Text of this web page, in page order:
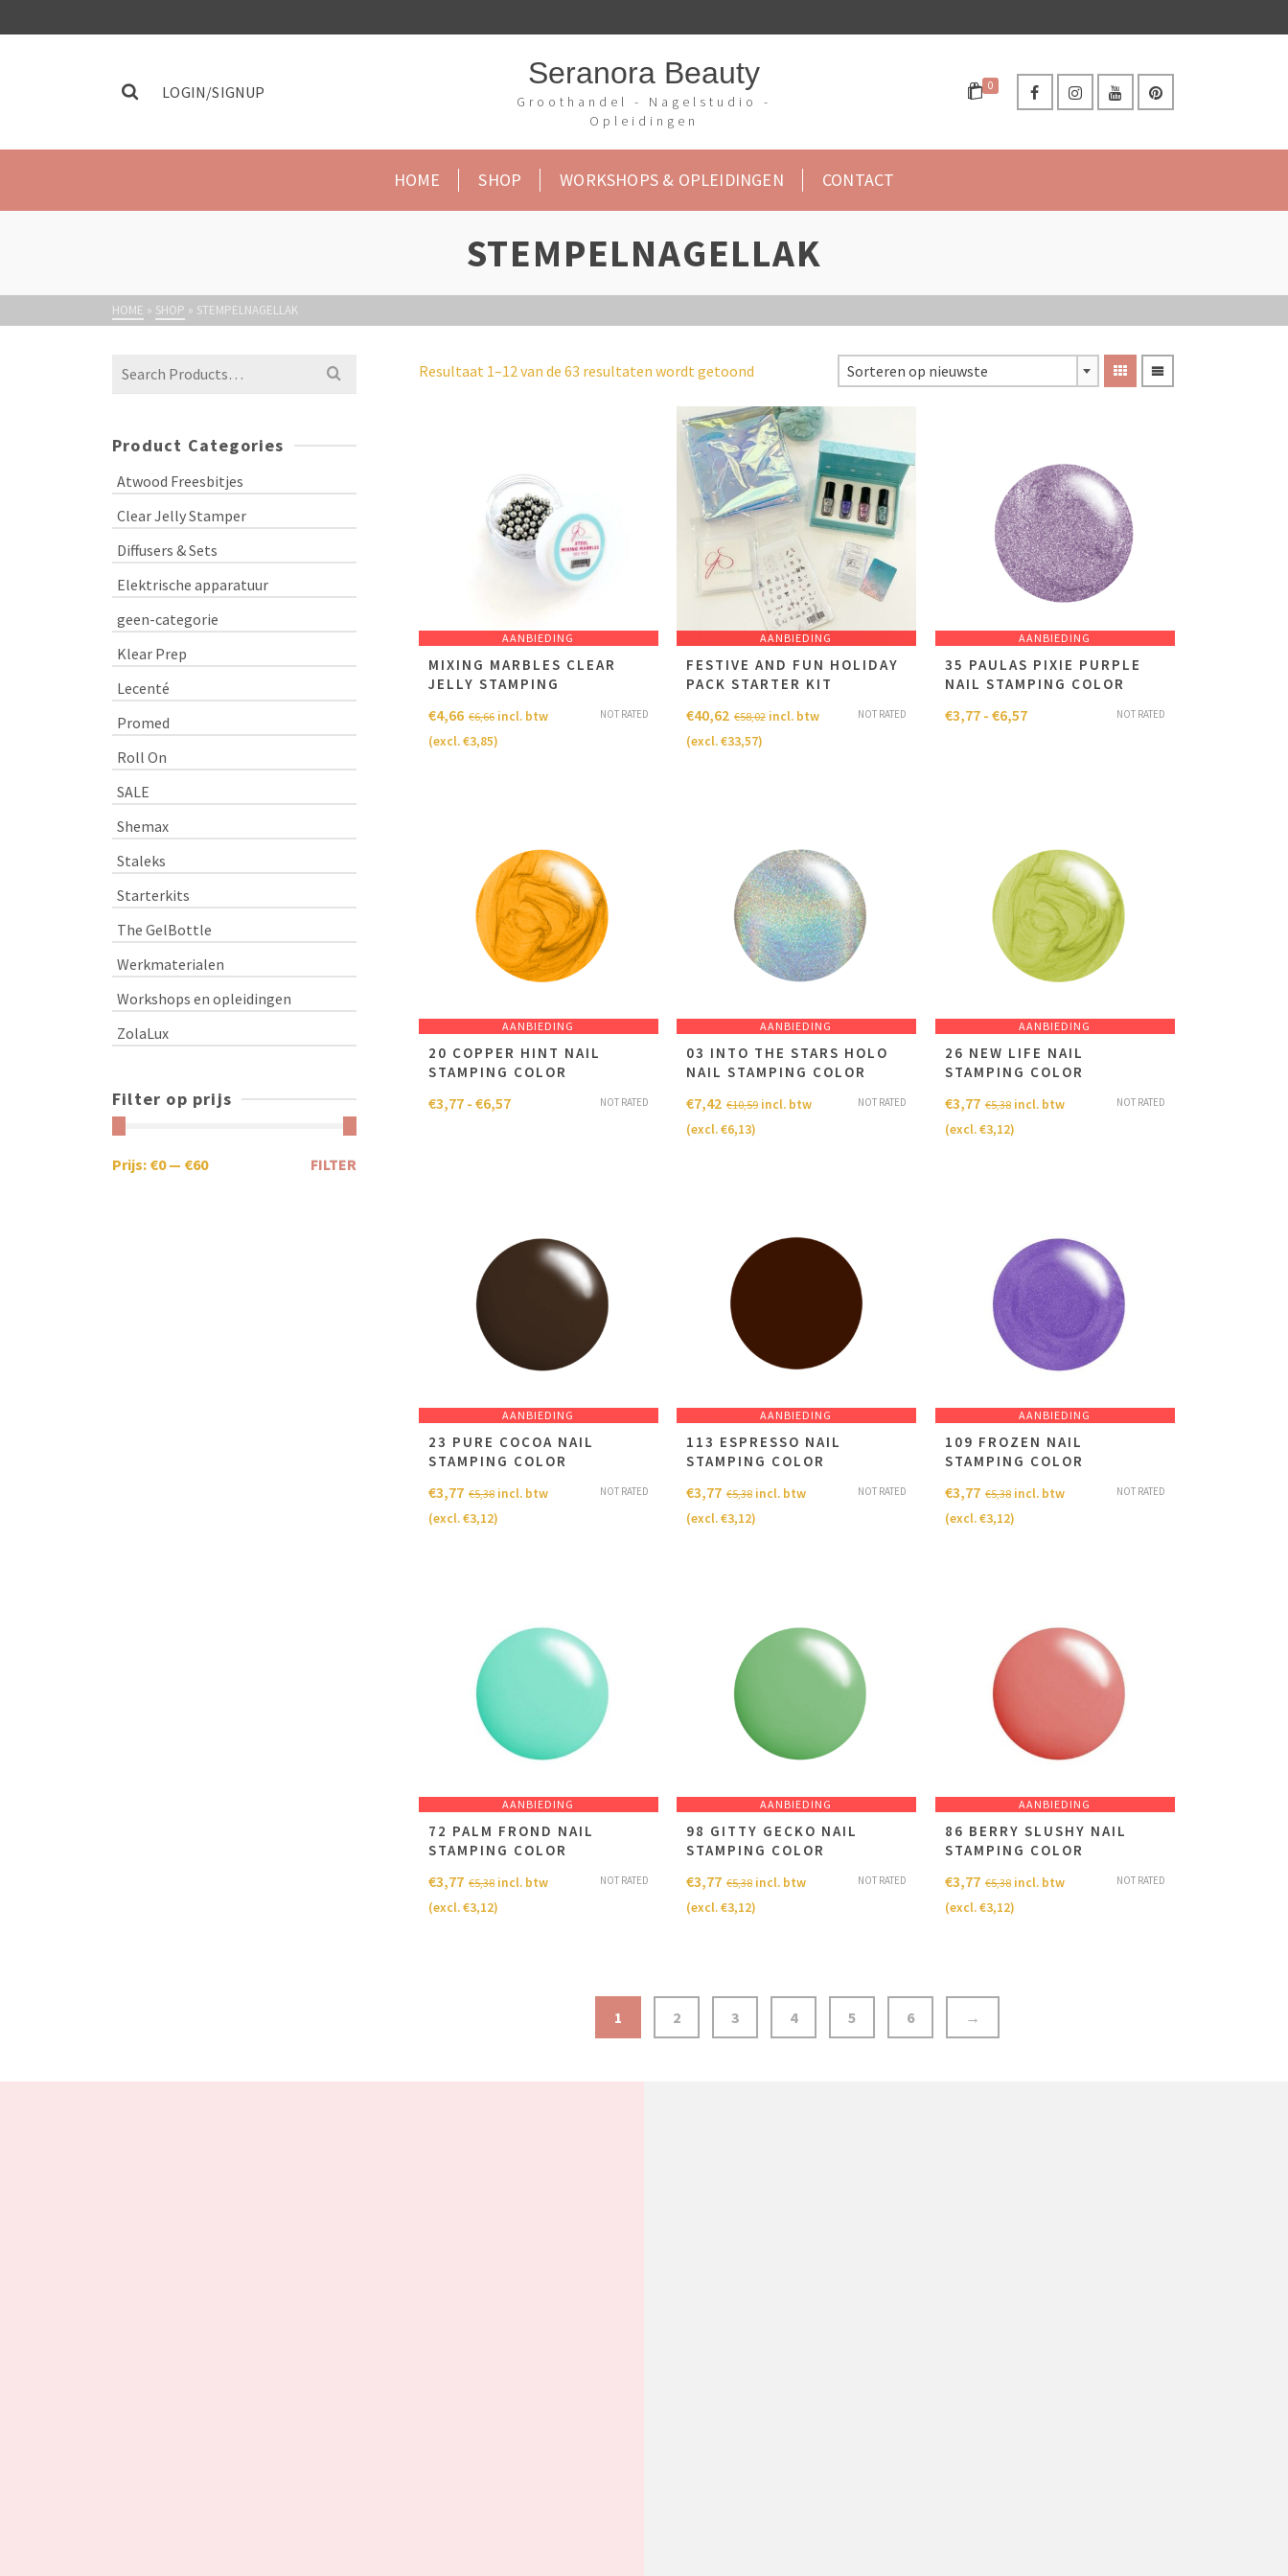
LOGIN/SIGNUP
Seranora Beauty
Groothandel - Nagelstudio -
Opleidingen
0
HOME SHOP WORKSHOPS & OPLEIDINGEN CONTACT
STEMPELNAGELLAK
HOME » SHOP » STEMPELNAGELLAK
Resultaat 1–12 van de 63 resultaten wordt getoond Sorteren op nieuwste
AANBIEDING
MIXING MARBLES CLEAR
JELLY STAMPING
NOT RATED
€6,66
€4,66
incl. btw
(excl.€3,85)
AANBIEDING
FESTIVE AND FUN HOLIDAY
PACK STARTER KIT
NOT RATED
€58,02
€40,62
incl. btw
(excl.€33,57)
AANBIEDING
35 PAULAS PIXIE PURPLE
NAIL STAMPING COLOR
NOT RATED
€3,77 - €6,57
AANBIEDING
20 COPPER HINT NAIL
STAMPING COLOR
NOT RATED
€3,77 - €6,57
AANBIEDING
03 INTO THE STARS HOLO
NAIL STAMPING COLOR
NOT RATED
€10,59
€7,42
incl. btw
(excl.€6,13)
AANBIEDING
26 NEW LIFE NAIL
STAMPING COLOR
NOT RATED
€5,38
€3,77
incl. btw
(excl.€3,12)
AANBIEDING
23 PURE COCOA NAIL
STAMPING COLOR
NOT RATED
€5,38
€3,77
incl. btw
(excl.€3,12)
AANBIEDING
113 ESPRESSO NAIL
STAMPING COLOR
NOT RATED
€5,38
€3,77
incl. btw
(excl.€3,12)
AANBIEDING
109 FROZEN NAIL
STAMPING COLOR
NOT RATED
€5,38
€3,77
incl. btw
(excl.€3,12)
AANBIEDING
72 PALM FROND NAIL
STAMPING COLOR
NOT RATED
€5,38
€3,77
incl. btw
(excl.€3,12)
AANBIEDING
98 GITTY GECKO NAIL
STAMPING COLOR
NOT RATED
€5,38
€3,77
incl. btw
(excl.€3,12)
AANBIEDING
86 BERRY SLUSHY NAIL
STAMPING COLOR
NOT RATED
€5,38
€3,77
incl. btw
(excl.€3,12)
1 2 3 4 5 6 →
Product Categories
Atwood Freesbitjes
Clear Jelly Stamper
Diffusers & Sets
Elektrische apparatuur
geen-categorie
Klear Prep
Lecenté
Promed
Roll On
SALE
Shemax
Staleks
Starterkits
The GelBottle
Werkmaterialen
Workshops en opleidingen
ZolaLux
Filter op prijs
FILTER
Prijs: €0— €60